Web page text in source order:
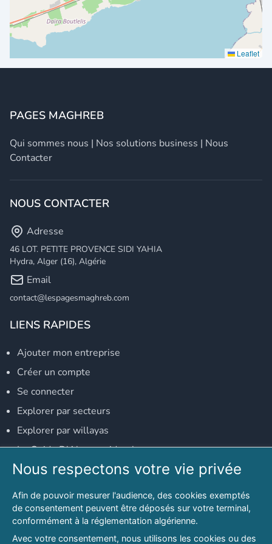
Leaflet
PAGES MAGHREB
Qui sommes nous | Nos solutions business | Nous
Contacter
NOUS CONTACTER
Adresse
46 LOT. PETITE PROVENCE SIDI YAHIA
Hydra, Alger (16), Algérie
Email
contact@lespagesmaghreb.com
LIENS RAPIDES
Ajouter mon entreprise
Créer un compte
Se connecter
Explorer par secteurs
Explorer par willayas
Le Guide D'Alger, guide-alger.com
NOS RÉSEAUX SOCIAUX
Notre page Facebook
Notre page LinkedIn
Nous respectons votre vie privée
Afin de pouvoir mesurer l'audience, des cookies exemptés
de consentement peuvent être déposés sur votre terminal,
conformément à la réglementation algérienne.
Avec votre consentement, nous utilisons les cookies ou des